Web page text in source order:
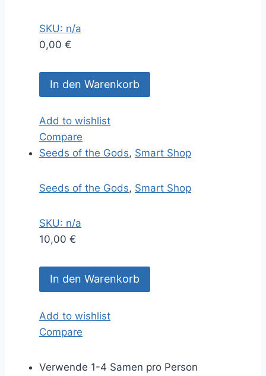
SKU: n/a
0,00 €
In den Warenkorb
Add to wishlist
Compare
Seeds of the Gods, Smart Shop
Seeds of the Gods, Smart Shop
SKU: n/a
10,00 €
In den Warenkorb
Add to wishlist
Compare
Verwende 1-4 Samen pro Person